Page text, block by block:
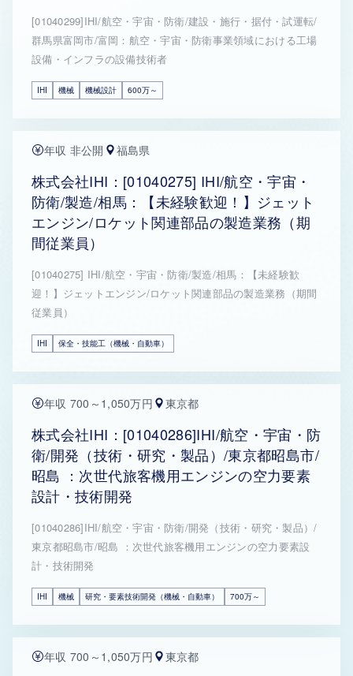
[01040299]IHI/航空・宇宙・防衛/建設・施行・据付・試運転/
群馬県富岡市/富岡：航空・宇宙・防衛事業領域における工場
設備・インフラの設備技術者
IHI 機械 機械設計 600万～
年収 非公開 福島県
株式会社IHI：[01040275] IHI/航空・宇宙・
防衛/製造/相馬：【未経験歓迎！】ジェット
エンジン/ロケット関連部品の製造業務（期
間従業員）
[01040275] IHI/航空・宇宙・防衛/製造/相馬：【未経験歓
迎！】ジェットエンジン/ロケット関連部品の製造業務（期間
従業員）
IHI 保全・技能工（機械・自動車）
年収 700～1,050万円 東京都
株式会社IHI：[01040286]IHI/航空・宇宙・防
衛/開発（技術・研究・製品）/東京都昭島市/
昭島 ：次世代旅客機用エンジンの空力要素
設計・技術開発
[01040286]IHI/航空・宇宙・防衛/開発（技術・研究・製品）/
東京都昭島市/昭島 ：次世代旅客機用エンジンの空力要素設
計・技術開発
IHI 機械 研究・要素技術開発（機械・自動車） 700万～
年収 700～1,050万円 東京都